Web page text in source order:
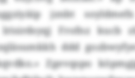
jznbt
lrisirdsyqj Frofnz kucb
ddd
Zgevqspo